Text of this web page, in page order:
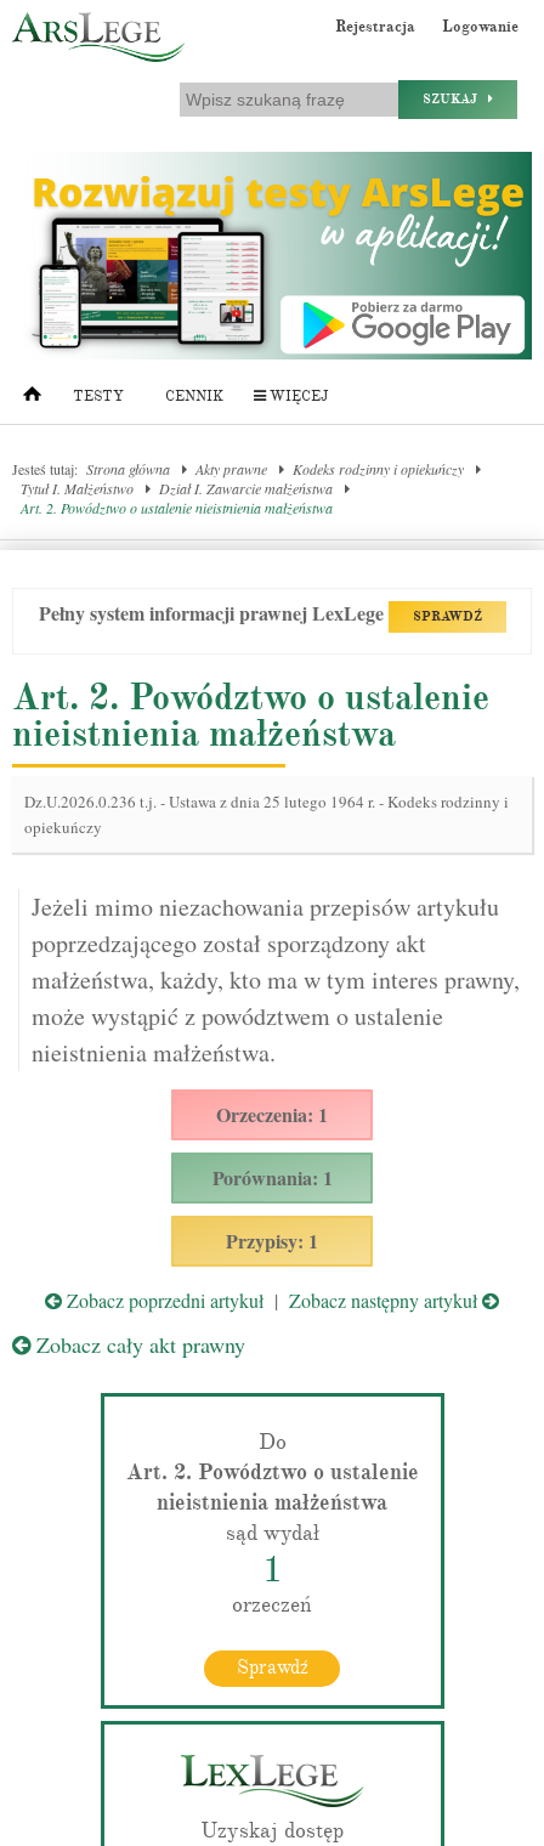
Rejestracja Logowanie
SZUKAJ
TESTY CENNIK WIĘCEJ
Jesteś tutaj: Strona główna Akty prawne
Kodeks rodzinny i opiekuńczy
Tytuł I. Małżeństwo
Dział I. Zawarcie małżeństwa
Art. 2. Powództwo o ustalenie nieistnienia małżeństwa
Pełny system informacji prawnej LexLege SPRAWDŹ
Art. 2. Powództwo o ustalenie
nieistnienia małżeństwa
Dz.U.2026.0.236 t.j.-Ustawa z dnia 25 lutego 1964 r. - Kodeks rodzinny i
opiekuńczy
Jeżeli mimo niezachowania przepisów artykułu
poprzedzającego został sporządzony akt
małżeństwa, każdy, kto ma w tym interes prawny,
może wystąpić z powództwem o ustalenie
nieistnienia małżeństwa.
Orzeczenia: 1
Porównania: 1
Przypisy: 1
Zobacz poprzedni artykuł | Zobacz następny artykuł
Zobacz cały akt prawny
Do
Art. 2. Powództwo o ustalenie
nieistnienia małżeństwa
sąd wydał
1
orzeczeń
Sprawdź
Uzyskaj dostęp